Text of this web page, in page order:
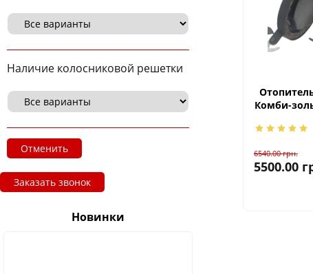
Наличие колосниковой решетки
Отменить
Заказать звонок
Новинки
Комби-
6540.00грн.
5500.00